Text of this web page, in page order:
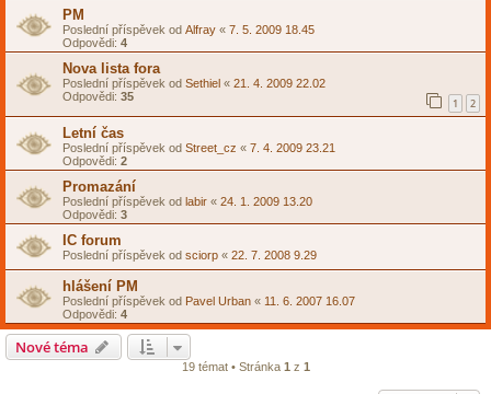
PM
Poslední příspěvek od Alfray « 7. 5. 2009 18.45
Odpovědi: 4
Nova lista fora
Poslední příspěvek od Sethiel « 21. 4. 2009 22.02
Odpovědi: 35 1 2
Letní čas
Poslední příspěvek od Street_cz « 7. 4. 2009 23.21
Odpovědi: 2
Promazání
Poslední příspěvek od labir « 24. 1. 2009 13.20
Odpovědi: 3
IC forum
Poslední příspěvek od sciorp « 22. 7. 2008 9.29
hlášení PM
Poslední příspěvek od Pavel Urban « 11. 6. 2007 16.07
Odpovědi: 4
Nové téma
19 témat • Stránka 1 z 1